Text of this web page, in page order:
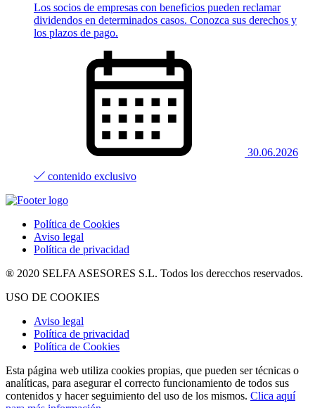
Los socios de empresas con beneficios pueden reclamar
dividendos en determinados casos. Conozca sus derechos y
los plazos de pago.
30.06.2026
contenido exclusivo
Política de Cookies
Aviso legal
Política de privacidad
® 2020 SELFA ASESORES S.L. Todos los derecchos reservados.
USO DE COOKIES
Aviso legal
Política de privacidad
Política de Cookies
Esta página web utiliza cookies propias, que pueden ser técnicas o
analíticas, para asegurar el correcto funcionamiento de todos sus
contenidos y hacer seguimiento del uso de los mismos. Clica aquí